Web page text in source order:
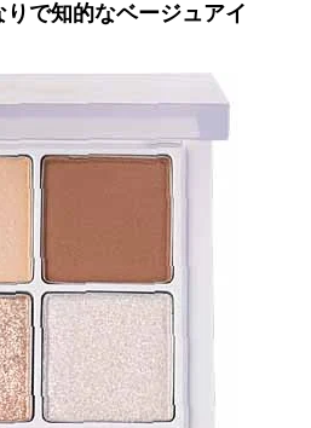
で知的なベージュアイ